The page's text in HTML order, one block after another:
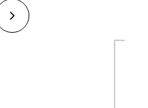
Suivant